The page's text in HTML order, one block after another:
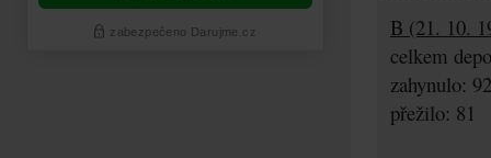
B (21. 10.
celkem
zahynulo:
přežilo: 81